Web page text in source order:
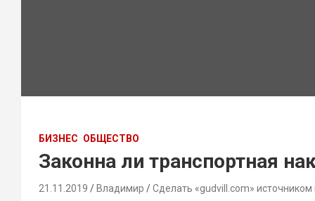
БИЗНЕС ОБЩЕСТВО
Законна ли транспортная
21.11.2019 Владимир Сделать «gudvill.com» источником